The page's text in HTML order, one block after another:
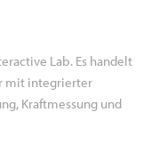
Lab. Es handelt
mit integrierter
Kraftmessung und